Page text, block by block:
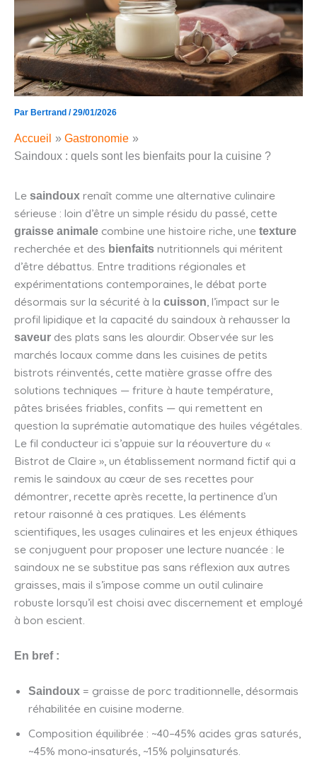
Par Bertrand /29/01/2026
Accueil
Gastronomie
Saindoux : quels sont les bienfaits pour la cuisine ?
Le saindoux renaît comme une alternative culinaire
sérieuse : loin d’être un simple résidu du passé, cette
graisse animale combine une histoire riche, une texture
recherchée et des bienfaits nutritionnels qui méritent
d’être débattus. Entre traditions régionales et
expérimentations contemporaines, le débat porte
désormais sur la sécurité à la cuisson , l’impact sur le
profil lipidique et la capacité du saindoux à rehausser la
saveur des plats sans les alourdir. Observée sur les
marchés locaux comme dans les cuisines de petits
bistrots réinventés, cette matière grasse offre des
solutions techniques — friture à haute température,
pâtes brisées friables, confits — qui remettent en
question la suprématie automatique des huiles végétales.
Le fil conducteur ici s’appuie sur la réouverture du «
Bistrot de Claire », un établissement normand fictif qui a
remis le saindoux au cœur de ses recettes pour
démontrer, recette après recette, la pertinence d’un
retour raisonné à ces pratiques. Les éléments
scientifiques, les usages culinaires et les enjeux éthiques
se conjuguent pour proposer une lecture nuancée : le
saindoux ne se substitue pas sans réflexion aux autres
graisses, mais il s’impose comme un outil culinaire
robuste lorsqu’il est choisi avec discernement et employé
à bon escient.
En bref :
Saindoux = graisse de porc traditionnelle, désormais
réhabilitée en cuisine moderne.
Composition équilibrée : ~40–45% acides gras saturés,
~45% mono‑insaturés, ~15% polyinsaturés.